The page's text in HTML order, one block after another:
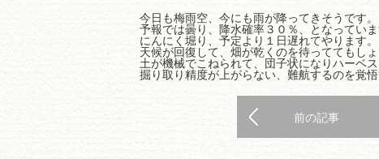
今日も梅雨空、今にも雨が降ってきそうです。
予報では曇り、降水確率３０％、となっていま
にんにく堀り、予定より１日遅れてやります。
天候が回復して、畑が乾くのを待っててもしょ
土が機械でこねられて、団子状になりハーベス
掘り取り精度が上がらない、難航するのを覚
前の記事